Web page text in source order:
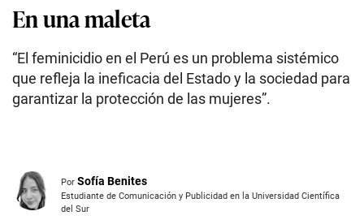
En una maleta
“El feminicidio en el Perú es un problema sistémico
que refleja la ineficacia del Estado y la sociedad para
garantizar la protección de las mujeres”.
Por Sofía Benites
Estudiante de Comunicación y Publicidad en la Universidad Científica
del Sur